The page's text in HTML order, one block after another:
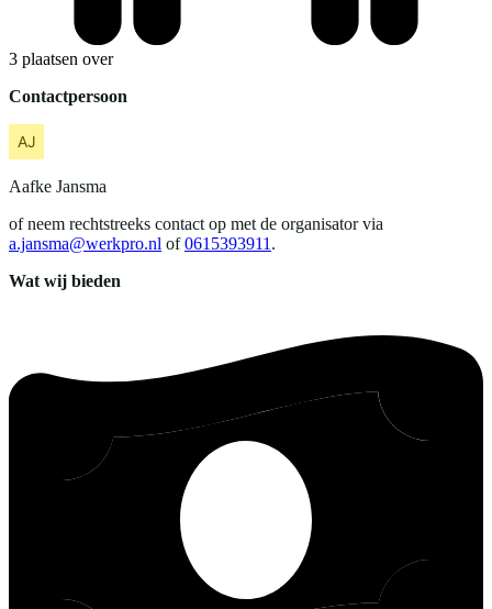
3 plaatsen over
Contactpersoon
Aafke Jansma
of neem rechtstreeks contact op met de organisator via
a.jansma@werkpro.nl of 0615393911 .
Wat wij bieden